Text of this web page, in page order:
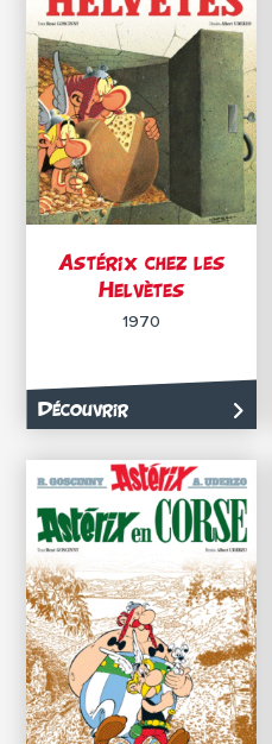
Astérix chez les
Helvètes
1970
Découvrir